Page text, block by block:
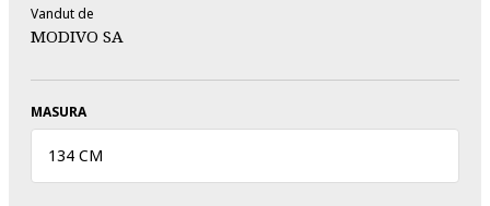
Vandut de
MODIVO SA
MASURA
134 CM